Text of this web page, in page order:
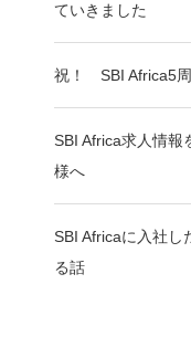
ていきました
祝！ SBI Africa5周
SBI Africa求人情報
様へ
SBI Africaに入社し
る話